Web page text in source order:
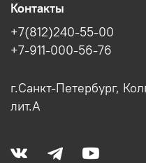
Контакты
+7(812)240-55-00
+7-911-000-56-76
г.Санкт-Петербург,
лит.А